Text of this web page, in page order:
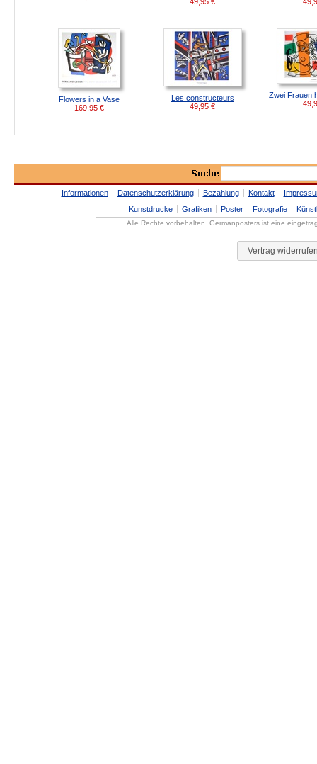
Flowers in a Vase
169,95 €
Les constructeurs
49,95 €
Zwei Frauen
Informationen Datenschutzerklärung Bezahlung Kontakt
Kunstdrucke
Grafiken Poster Fotografie
Alle Rechte vorbehalten. Germanposters ist eine
Vertrag